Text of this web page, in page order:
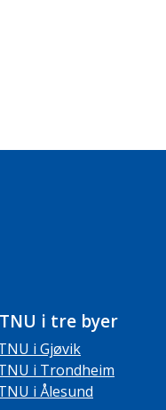
i tre byer
i Gjøvik
i Trondheim
i Ålesund